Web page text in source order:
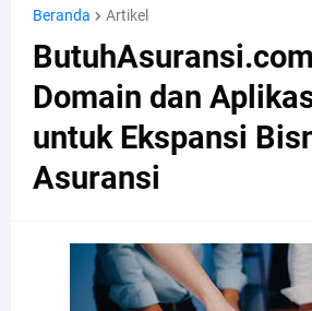
Beranda Artikel
Domain dan
untuk Ekspansi
Asuransi